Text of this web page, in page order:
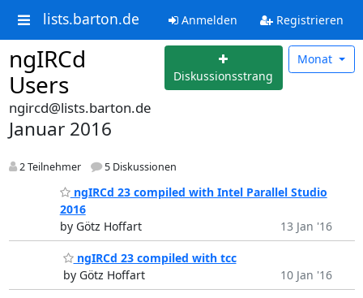
lists.barton.de Anmelden Registrieren
ngIRCd
Users
Diskussionsstrang
Monat
ngircd@lists.barton.de
Januar 2016
2 Teilnehmer 5 Diskussionen
ngIRCd 23 compiled with Intel Parallel Studio
2016
by Götz Hoffart
13 Jan '16
ngIRCd 23 compiled with tcc
by Götz Hoffart
10 Jan '16